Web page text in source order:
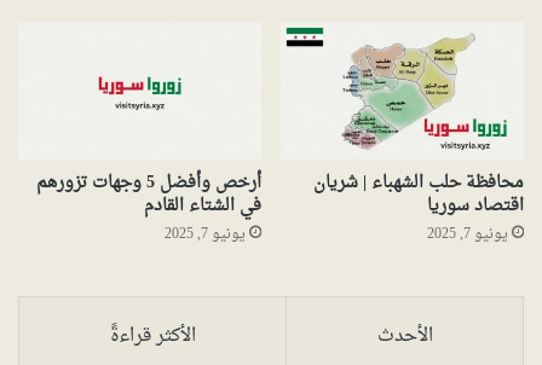
محافظة حلب الشهباء | شريان
اقتصاد سوريا
يونيو 7, 2025
أرخص وأفضل 5 وجهات تزورهم
في الشتاء القادم
يونيو 7, 2025
الأحدث الأكثر قراءةً